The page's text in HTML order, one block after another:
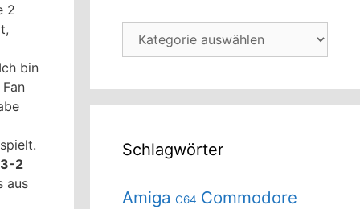
2
bin
2
aus
Kategorien
Schlagwörter
Amiga C64 Commodore